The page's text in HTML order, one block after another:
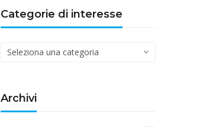
Categorie di interesse
Categorie
Archivi